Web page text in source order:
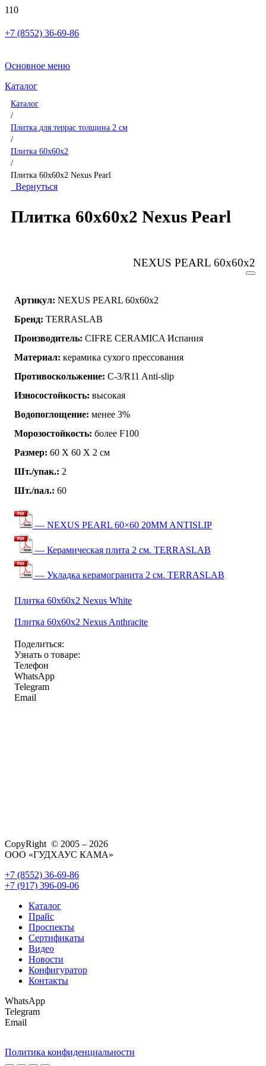
+7 (8552) 36-69-86
Основное меню
Каталог
Каталог
/
Плитка для террас толщина 2 см
/
Плитка 60x60x2
/
Плитка 60x60x2 Nexus Pearl
Вернуться
Плитка 60x60x2 Nexus Pearl
NEXUS PEARL 60x60x2
Артикул: NEXUS PEARL 60x60x2
Бренд: TERRASLAB
Производитель: CIFRE CERAMICA Испания
Материал: керамика сухого прессования
Противоскольжение: C-3/R11 Anti-slip
Износостойкость: высокая
Водопоглощение: менее 3%
Морозостойкость: более F100
Размер: 60 Х 60 Х 2 см
Шт./упак.: 2
Шт./пал.: 60
— NEXUS PEARL 60×60 20MM ANTISLIP
— Керамическая плита 2 см. TERRASLAB
— Укладка керамогранита 2 см. TERRASLAB
Плитка 60x60x2 Nexus White
Плитка 60x60x2 Nexus Anthracite
Поделиться:
Узнать о товаре:
Телефон
WhatsApp
Telegram
Email
CopyRight © 2005 – 2026
ООО «ГУДХАУС КАМА»
+7 (8552) 36-69-86
+7 (917) 396-09-06
Каталог
Прайс
Проспекты
Сертификаты
Видео
Новости
Конфигуратор
Контакты
WhatsApp
Telegram
Email
Политика конфиденциальности